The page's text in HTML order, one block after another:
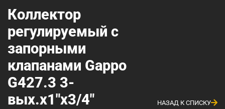
Коллектор
регулируемый с
запорными
клапанами Gappo
G427.3 3-
вых.x1"x3/4"
НАЗАД К СПИСКУ